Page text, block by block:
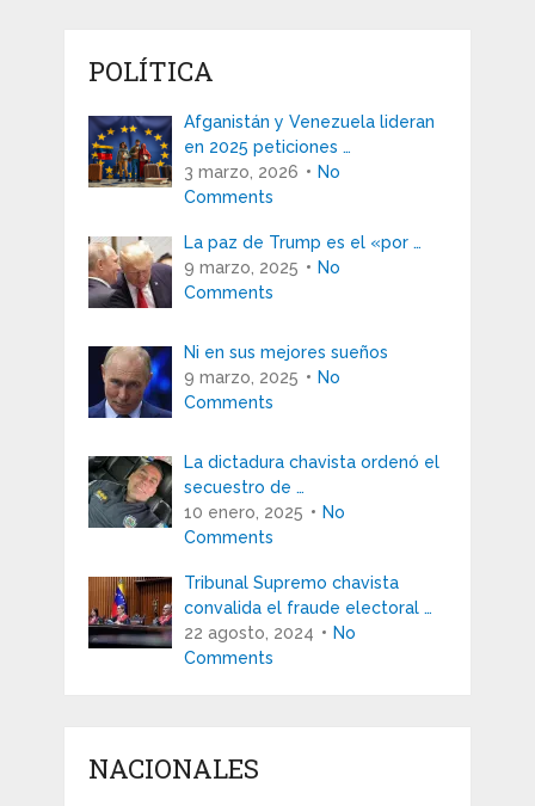
POLÍTICA
Afganistán y Venezuela lideran
en 2025 peticiones …
3 marzo, 2026
No
Comments
La paz de Trump es el «por …
9 marzo, 2025
No
Comments
Ni en sus mejores sueños
9 marzo, 2025
No
Comments
La dictadura chavista ordenó el
secuestro de …
10 enero, 2025
No
Comments
Tribunal Supremo chavista
convalida el fraude electoral …
22 agosto, 2024
No
Comments
NACIONALES